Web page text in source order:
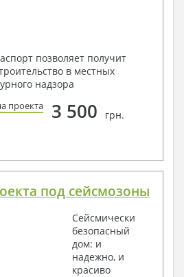
позволяет получит
в местных
надзора
проекта 3 500 грн.
под сейсмозоны
Сейсмически
безопасный
дом: и
надежно, и
красиво